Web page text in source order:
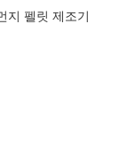
지 펠릿 제조기